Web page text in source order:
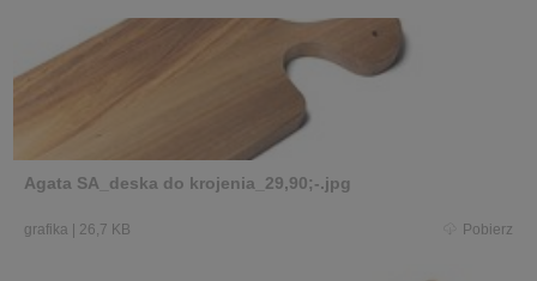
Agata SA_deska do krojenia_29,90;-.jpg
grafika 26,7 KB Pobierz